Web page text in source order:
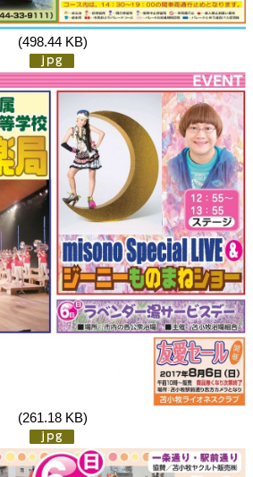
(498.44 KB)
(261.18 KB)